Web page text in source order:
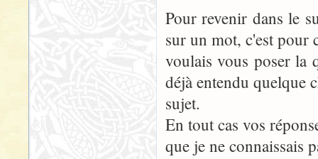
Pour revenir dans le
sur un mot, c'est pour
voulais vous poser la
déjà entendu quelque
sujet.
En tout cas vos
que je ne connaissais